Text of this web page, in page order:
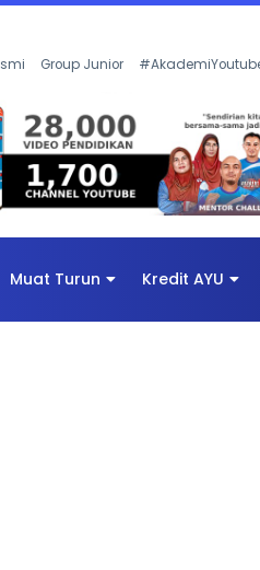
Group Junior
Muat Turun Kredit AYU